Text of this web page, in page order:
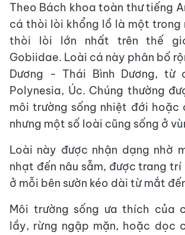
Theo Bách khoa toàn thư tiếng
cá thòi lòi khổng lồ là một trong
thòi lòi lớn nhất trên thế
Gobiidae. Loài cá này phân bố
Dương - Thái Bình Dương, từ
Polynesia, Úc. Chúng thường
môi trường sống nhiệt đới hoặc
nhưng một số loài cũng sống ở
Loài này được nhận dạng nhờ
nhạt đến nâu sẫm, được trang trí
ở mỗi bên sườn kéo dài từ mắt
Môi trường sống ưa thích của
lầy, rừng ngập mặn, hoặc dọc